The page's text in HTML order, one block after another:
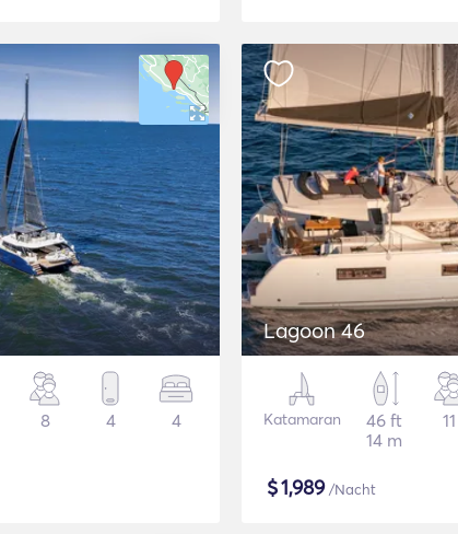
8 4 4
Lagoon 46
Katamaran
46 ft
14 m
11
$1,989/Nacht